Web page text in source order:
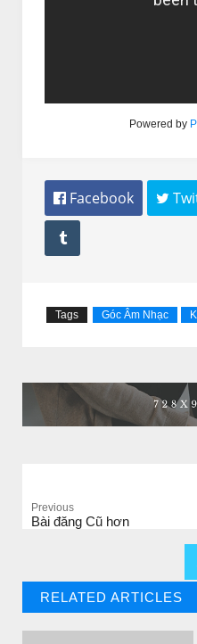
Powered by
 Facebook 

Tags Góc Âm Nhạc
Previous
Bài đăng Cũ hơn
RELATED ARTICLES
// THAT'S